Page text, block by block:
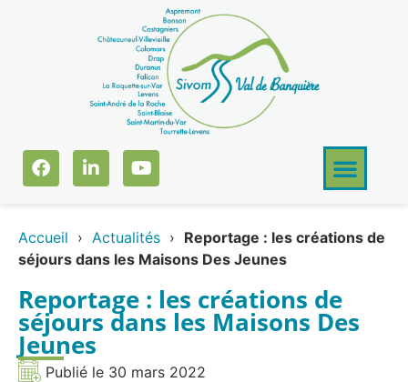
Accueil › Actualités › Reportage : les créations de
séjours dans les Maisons Des Jeunes
Reportage : les créations de
séjours dans les Maisons Des
Jeunes
Publié le 30 mars 2022